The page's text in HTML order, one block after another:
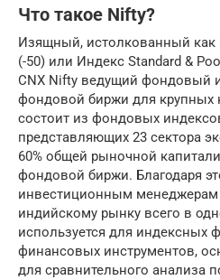
Что такое Nifty?
Изящный, истолкованный
(-50) или Индекс Standard &
CNX Nifty ведущий фондовый
фондовой биржи для
состоит из фондовых
представляющих 23 сектора
60% общей рыночной
фондовой биржи. Благодаря
инвестиционным менеджерам
индийскому рынку всего в
используется для индексных
финансовых инструментов,
для сравнительного анализа